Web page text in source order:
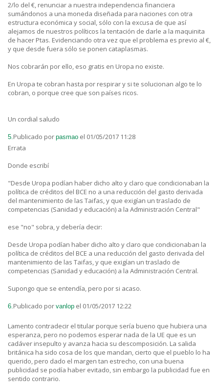
2/lo del €, renunciar a nuestra independencia financiera
sumándonos a una moneda diseñada para naciones con otra
estructura económica y social, sólo con la excusa de que así
alejamos de nuestros políticos la tentación de darle a la maquinita
de hacer Ptas. Evidenciando otra vez que el problema es previo al €,
y que desde fuera sólo se ponen cataplasmas.
Nos cobrarán por ello, eso gratis en Uropa no existe.
En Uropa te cobran hasta por respirar y si te solucionan algo te lo
cobran, o porque cree que son países ricos.
Un cordial saludo
5.Publicado por pasmao el 01/05/2017 11:28
Errata
Donde escribí
"Desde Uropa podían haber dicho alto y claro que condicionaban la
política de créditos del BCE no a una reducción del gasto derivada
del mantenimiento de las Taifas, y que exigían un traslado de
competencias (Sanidad y educación) a la Administración Central"
ese "no" sobra, y debería decir:
Desde Uropa podían haber dicho alto y claro que condicionaban la
política de créditos del BCE a una reducción del gasto derivada del
mantenimiento de las Taifas, y que exigían un traslado de
competencias (Sanidad y educación) a la Administración Central.
Supongo que se entendía, pero por si acaso.
6.Publicado por vanlop el 01/05/2017 12:22
Lamento contradecir el titular porque sería bueno que hubiera una
esperanza, pero no podemos esperar nada de la UE que es un
cadáver insepulto y avanza hacia su descomposición. La salida
británica ha sido cosa de los que mandan, cierto que el pueblo lo ha
querido, pero dado el margen tan estrecho, con una buena
publicidad se podía haber evitado, sin embargo la publicidad fue en
sentido contrario.